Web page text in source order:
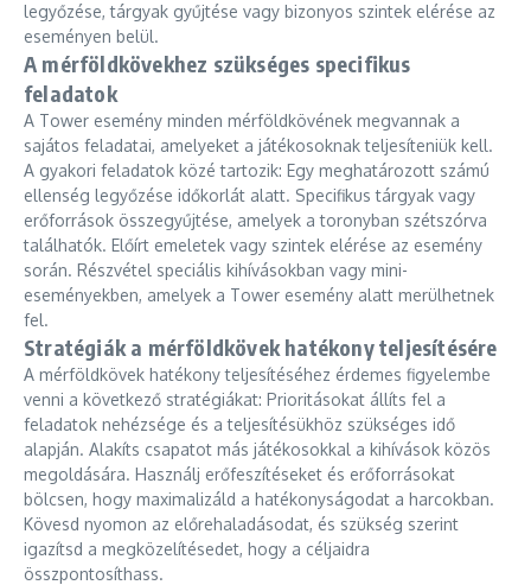
legyőzése, tárgyak gyűjtése vagy bizonyos szintek elérése az
eseményen belül.
A mérföldkövekhez szükséges specifikus
feladatok
A Tower esemény minden mérföldkövének megvannak a
sajátos feladatai, amelyeket a játékosoknak teljesíteniük kell.
A gyakori feladatok közé tartozik: Egy meghatározott számú
ellenség legyőzése időkorlát alatt. Specifikus tárgyak vagy
erőforrások összegyűjtése, amelyek a toronyban szétszórva
találhatók. Előírt emeletek vagy szintek elérése az esemény
során. Részvétel speciális kihívásokban vagy mini-
eseményekben, amelyek a Tower esemény alatt merülhetnek
fel.
Stratégiák a mérföldkövek hatékony teljesítésére
A mérföldkövek hatékony teljesítéséhez érdemes figyelembe
venni a következő stratégiákat: Prioritásokat állíts fel a
feladatok nehézsége és a teljesítésükhöz szükséges idő
alapján. Alakíts csapatot más játékosokkal a kihívások közös
megoldására. Használj erőfeszítéseket és erőforrásokat
bölcsen, hogy maximalizáld a hatékonyságodat a harcokban.
Kövesd nyomon az előrehaladásodat, és szükség szerint
igazítsd a megközelítésedet, hogy a céljaidra
összpontosíthass.